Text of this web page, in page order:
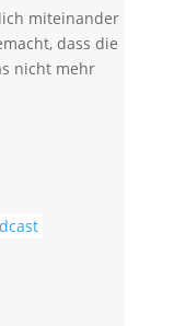
miteinander
dass die
nicht mehr